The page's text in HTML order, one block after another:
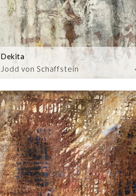
Jodd von Schaffstein
Dekita